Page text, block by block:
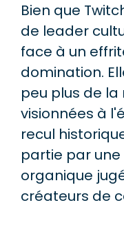
Bien que
de leader
face à un
domination.
peu plus de
visionnées à
recul
partie par
organique
créateurs de